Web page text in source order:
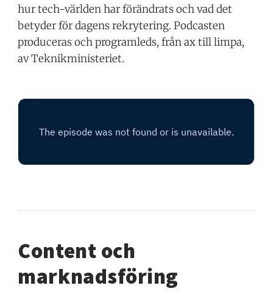
hur tech-världen har förändrats och vad det
betyder för dagens rekrytering. Podcasten
produceras och programleds, från ax till limpa,
av Teknikministeriet.
Content och
marknadsföring